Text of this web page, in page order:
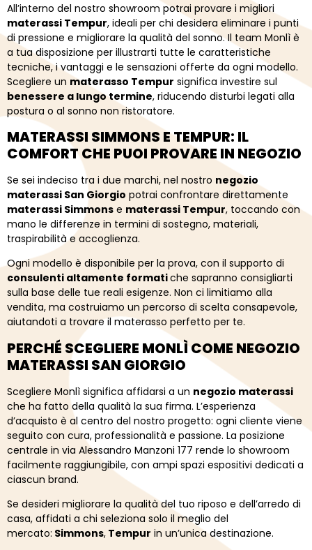
All’interno del nostro showroom potrai provare i migliori
materassi Tempur, ideali per chi desidera eliminare i punti
di pressione e migliorare la qualità del sonno.Il team Monlì è
a tuadisposizione per illustrarti tutte le caratteristiche
tecniche,ivantaggi e le sensazioni offerte da ogni modello.
Scegliere un materasso Tempur significa investire sul
benessere a lungotermine, riducendo disturbi legati alla
postura o al sonno non ristoratore.
MATERASSI SIMMONS ETEMPUR: IL
COMFORTCHE PUOI PROVARE IN NEGOZIO
Se sei indeciso tra i due marchi, nel nostro negozio
materassi San Giorgio potrai confrontare direttamente
materassi Simmons e materassi Tempur, toccando con
mano le differenze in termini di sostegno, materiali,
traspirabilitàe accoglienza.
Ogni modello è disponibile per la prova, con il supporto di
consulenti altamente formatiche sapranno consigliarti
sulla base delle tue reali esigenze. Non ci limitiamo alla
vendita, ma costruiamo un percorso di scelta consapevole,
aiutandoti a trovareil materasso perfetto per te.
PERCHÉ SCEGLIERE MONLÌCOME NEGOZIO
MATERASSI SAN GIORGIO
Scegliere Monlì significa affidarsi a un negozio materassi
che ha fattodella qualità la sua firma. L’esperienza
d’acquisto è al centro del nostro progetto: ogni cliente viene
seguito con cura, professionalità e passione. La posizione
centrale in via Alessandro Manzoni 177 rende lo showroom
facilmente raggiungibile, con ampi spazi espositivi dedicati a
ciascun brand.
Se desideri migliorare la qualitàdel tuo riposo e dell’arredo di
casa, affidati a chi seleziona solo il meglio del
mercato: Simmons, Tempur in un’unicadestinazione.